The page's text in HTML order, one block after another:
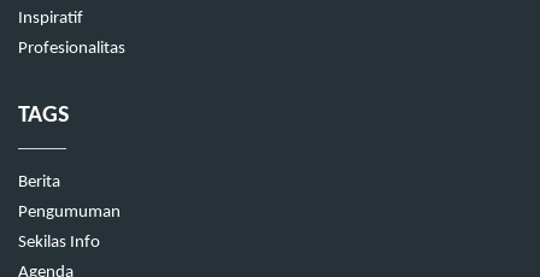
Inspiratif
Profesionalitas
TAGS
Berita
Pengumuman
Sekilas Info
Agenda